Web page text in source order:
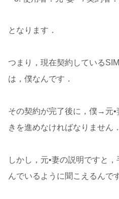
となります．
つまり，現在契約している
は，僕なんです．
その契約が完了後に，僕→元
きを進めなければなりません．
しかし，元•妻の説明ですと
んでいるように聞こえるんで